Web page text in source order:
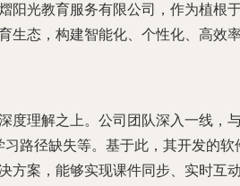
光教育服务有限公司，作为植根
态，构建智能化、个性化、高效
理解之上。公司团队深入一线，
径缺失等。基于此，其开发的软
案，能够实现课件同步、实时互